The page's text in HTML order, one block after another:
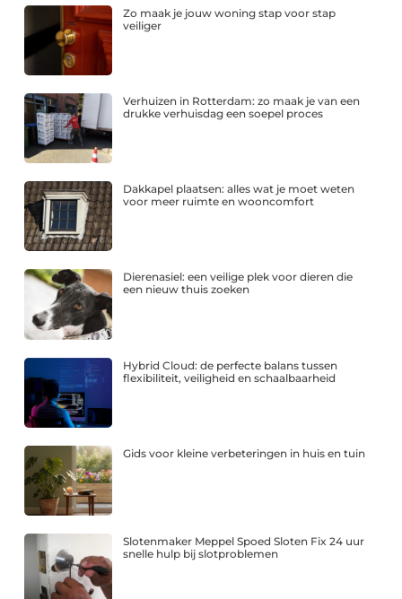
Zo maak je jouw woning stap voor stap
veiliger
Verhuizen in Rotterdam: zo maak je van een
drukke verhuisdag een soepel proces
Dakkapel plaatsen: alles wat je moet weten
voor meer ruimte en wooncomfort
Dierenasiel: een veilige plek voor dieren die
een nieuw thuis zoeken
Hybrid Cloud: de perfecte balans tussen
flexibiliteit, veiligheid en schaalbaarheid
Gids voor kleine verbeteringen in huis en tuin
Slotenmaker Meppel Spoed Sloten Fix 24 uur
snelle hulp bij slotproblemen